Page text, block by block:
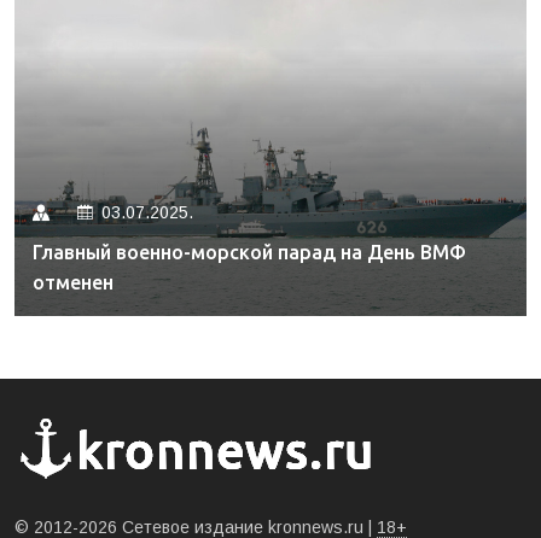
03.07.2025.
Главный военно-морской парад на День ВМФ
отменен
© 2012-2026 Сетевое издание kronnews.ru | 18+